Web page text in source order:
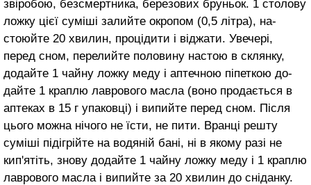
звіробою, без­смертника, березових бруньок. 1 столову
ложку цієї суміші за­лийте окропом (0,5 літра), на­
стоюйте 20 хвилин, процідити і віджати. Увечері,
перед сном, перелийте половину настою в склянку,
додайте 1 чайну ложку меду і аптечною піпеткою до­
дайте 1 краплю лаврового мас­ла (воно продається в
аптеках в 15 г упаковці) і випийте перед сном. Після
цього можна нічого не їсти, не пити. Вранці решту
суміші підігрійте на водяній бані, ні в якому разі не
кип'ятіть, знову додайте 1 чайну ложку меду і 1 краплю
лаврового масла і випий­те за 20 хвилин до сніданку.